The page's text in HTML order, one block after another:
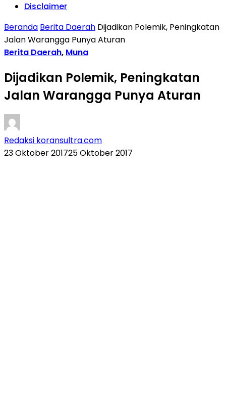
Disclaimer
Beranda Berita Daerah Dijadikan Polemik, Peningkatan
Jalan Warangga Punya Aturan
Berita Daerah, Muna
Dijadikan Polemik, Peningkatan
Jalan Warangga Punya Aturan
Redaksi koransultra.com
23 Oktober 201725 Oktober 2017